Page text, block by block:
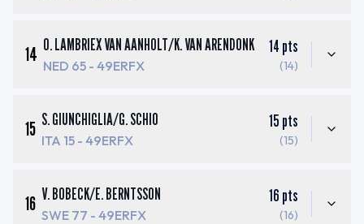
14 O. LAMBRIEX VAN AANHOLT/K. VAN ARENDONK
NED 65- 49ERFX
14 pts
(14)
15 S. GIUNCHIGLIA/G. SCHIO
ITA 15 - 49ERFX
15 pts
(15)
16 V. BOBECK/E. BERNTSSON
SWE 77 - 49ERFX
16 pts
(16)